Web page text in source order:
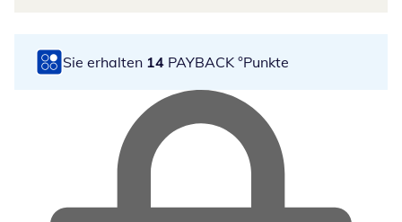
Sie erhalten 14 PAYBACK °Punkte